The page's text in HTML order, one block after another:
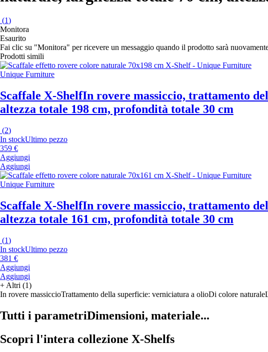
(1)
Monitora
Esaurito
Fai clic su "Monitora" per ricevere un messaggio quando il prodotto sarà
Prodotti simili
Unique Furniture
Scaffale X-ShelfIn rovere massiccio, trattamento
altezza totale 198 cm, profondità totale 30 cm
(2)
In stockUltimo pezzo
359 €
Aggiungi
Aggiungi
Unique Furniture
Scaffale X-ShelfIn rovere massiccio, trattamento
altezza totale 161 cm, profondità totale 30 cm
(1)
In stockUltimo pezzo
381 €
Aggiungi
Aggiungi
+ Altri (1)
In rovere massiccioTrattamento della superficie: verniciatura a olioDi colore naturale
Tutti i parametriDimensioni, materiale...
Scopri l'intera collezione X-Shelfs